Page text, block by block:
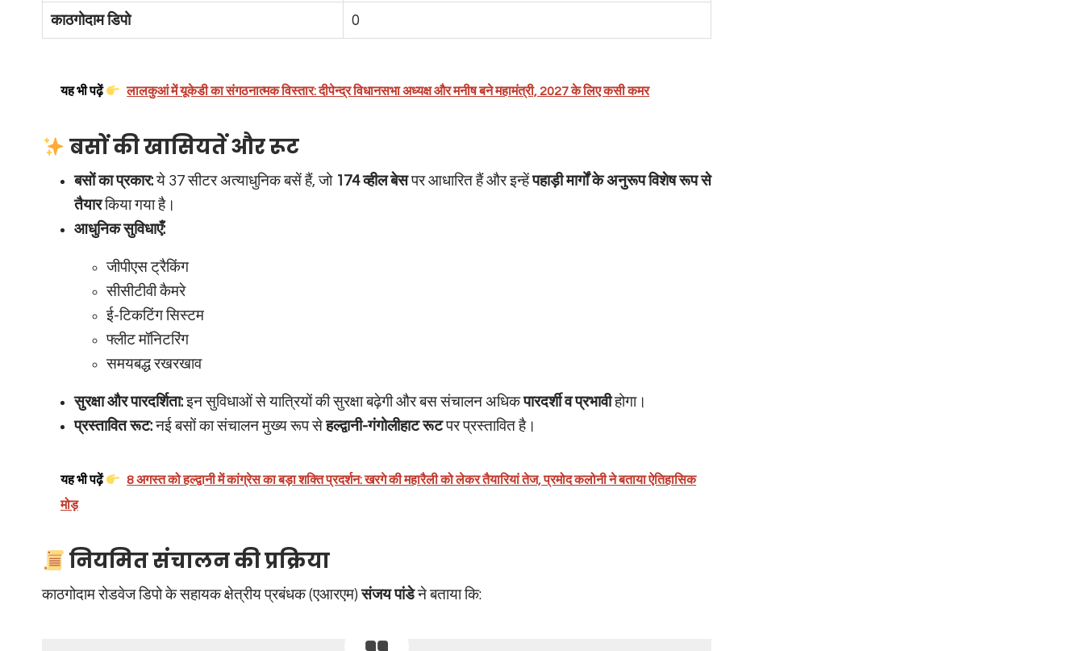
काठगोदाम डिपो 0
यह भी पढ़ें लालकुआं में यूकेडी का संगठनात्मक विस्तार: दीपेन्द्र विधानसभा अध्यक्ष और मनीष बने महामंत्री, 2027 के लिए कसी कमर
बसों की खासियतें और रूट
बसों का प्रकार:ये 37 सीटर अत्याधुनिक बसें हैं, जो 174 व्हील बेसपर आधारित हैं और इन्हेंपहाड़ी मार्गों के अनुरूप विशेष रूप से
तैयारकिया गया है।
आधुनिक सुविधाएँ:
जीपीएस ट्रैकिंग
सीसीटीवी कैमरे
ई-टिकटिंग सिस्टम
फ्लीट मॉनिटरिंग
समयबद्ध रखरखाव
सुरक्षा और पारदर्शिता:इन सुविधाओं से यात्रियों की सुरक्षा बढ़ेगी और बस संचालन अधिकपारदर्शी व प्रभावीहोगा।
प्रस्तावित रूट:नई बसों का संचालन मुख्य रूप सेहल्द्वानी-गंगोलीहाट रूटपर प्रस्तावित है।
यह भी पढ़ें
8 अगस्त को हल्द्वानी में कांग्रेस का बड़ा शक्ति प्रदर्शन: खरगे की महारैली को लेकर तैयारियां तेज, प्रमोद कलोनी ने बताया ऐतिहासिक
मोड़
नियमित संचालन की प्रक्रिया
काठगोदाम रोडवेज डिपो के सहायक क्षेत्रीय प्रबंधक (एआरएम)संजय पांडेने बताया कि: